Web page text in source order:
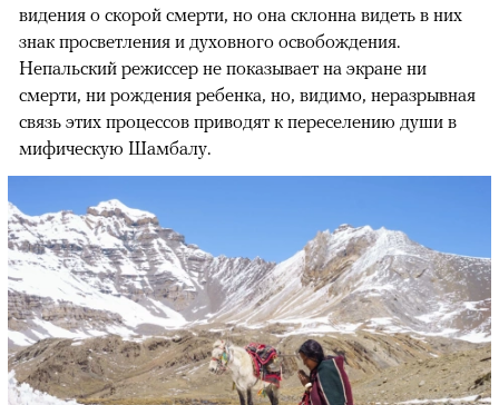
видения о скорой смерти, но она склонна видеть в них
знак просветления и духовного освобождения.
Непальский режиссер не показывает на экране ни
смерти, ни рождения ребенка, но, видимо, неразрывная
связь этих процессов приводят к переселению души в
мифическую Шамбалу.